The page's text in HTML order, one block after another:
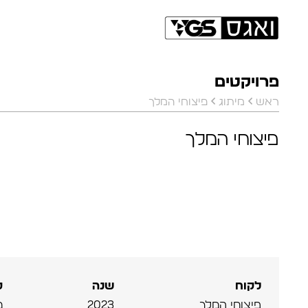
פרויקטים
ראש מיתוג פיצוחי המלך
פיצוחי המלך
לקוח
פיצוחי המלך
שנה
2023